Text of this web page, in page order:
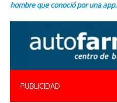
hombre que conoció por una app.
PUBLICIDAD